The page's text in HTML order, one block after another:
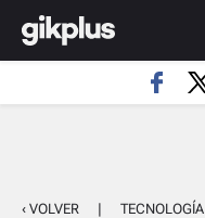
‹ VOLVER | TECNOLOGÍA